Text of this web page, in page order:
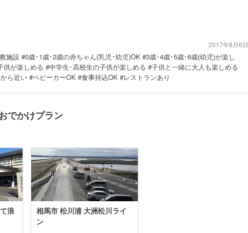
施設 #0歳･1歳･2歳の赤ちゃん(乳児･幼児)OK #3歳･4歳･5歳･6歳(幼児)が楽し
供が楽しめる #中学生･高校生の子供が楽しめる #子供と一緒に大人も楽しめる
ら近い #ベビーカーOK #食事持込OK #レストランあり
2017年8月6日
でかけプラン
浪
相馬市 松川浦 大洲松川ライ
ン